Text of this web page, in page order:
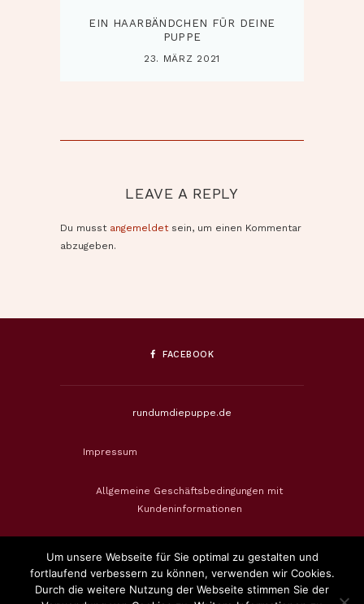
EIN HAARBÄNDCHEN FÜR DEINE
PUPPE
23. MÄRZ 2021
LEAVE A REPLY
Du musst angemeldetsein, um einen Kommentar
abzugeben.
FACEBOOK
rundumdiepuppe.de
Impressum
Allgemeine Geschäftsbedingungen mit
Kundeninformationen
Widerrufsbelehrung & Widerrufsformular
Um unsere Webseite für Sie optimal zu gestalten und
fortlaufend verbessern zu können, verwenden wir Cookies.
Durch die weitere Nutzung der Webseite stimmen Sie der